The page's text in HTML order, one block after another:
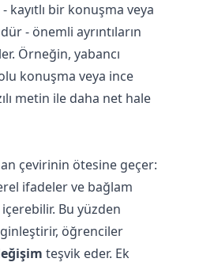
kayıtlı bir konuşma veya
- önemli ayrıntıların
Örneğin, yabancı
konuşma veya ince
metin ile daha net hale
çevirinin ötesine geçer:
ifadeler ve bağlam
Bu yüzden
öğrenciler
teşvik eder. Ek